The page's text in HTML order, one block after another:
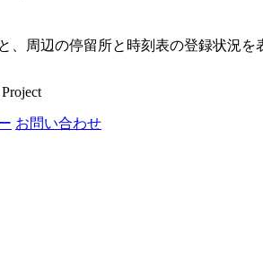
、周辺の停留所と時刻表の登録状況を
お問い合わせ